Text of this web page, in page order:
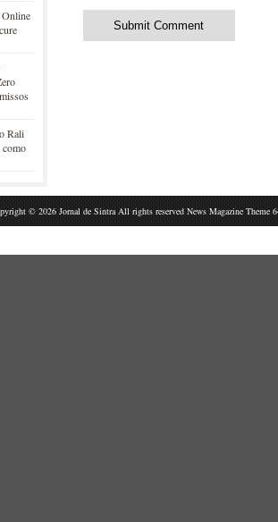
Rali
como
© 2026 Jornal de Sintra All rights reserved News Magazine Theme